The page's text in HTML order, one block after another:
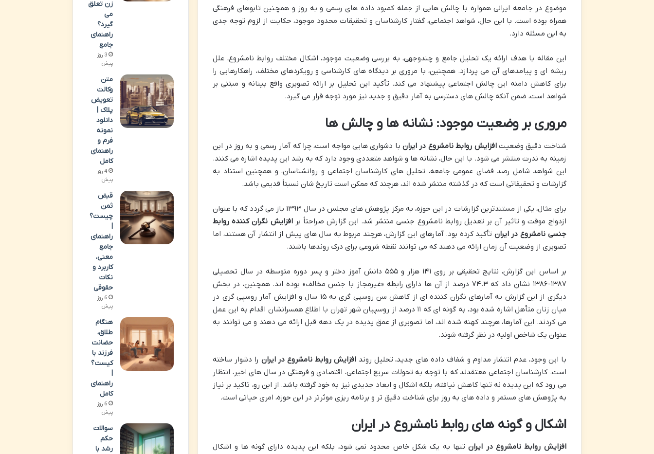
موضوع در جامعه ایرانی همواره با چالش هایی از جمله کمبود داده های رسمی و به روز و همچنین تابوهای فرهنگی
همراه بوده است. با این حال، شواهد اجتماعی، گفتار کارشناسان و تحقیقات محدود موجود، حکایت از لزوم توجه جدی
به این مسئله دارد.
این مقاله با هدف ارائه یک تحلیل جامع و چندوجهی، به بررسی وضعیت موجود، اشکال مختلف روابط نامشروع، علل
ریشه ای و پیامدهای آن می پردازد. همچنین، با مروری بر دیدگاه های کارشناسی و رویکردهای مختلف، راهکارهایی را
برای کاهش دامنه این چالش اجتماعی پیشنهاد می کند. تأکید این تحلیل بر ارائه تصویری واقع بینانه و مبتنی بر
شواهد است، ضمن آنکه چالش های دسترسی به آمار دقیق و جدید نیز مورد توجه قرار می گیرد.
مروری بر وضعیت موجود: نشانه ها و چالش ها
شناخت دقیق وضعیتافزایش روابط نامشروع در ایرانبا دشواری هایی مواجه است، چرا که آمار رسمی و به روز در این
زمینه به ندرت منتشر می شود. با این حال، نشانه ها و شواهد متعددی وجود دارد که به رشد این پدیده اشاره می کنند.
این شواهد شامل رصد فضای عمومی جامعه، تحلیل های کارشناسان اجتماعی و روانشناسان، و همچنین استناد به
گزارشات و تحقیقاتی است که در گذشته منتشر شده اند، هرچند که ممکن است تاریخ شان نسبتاً قدیمی باشد.
برای مثال، یکی از مستندترین گزارشات در این حوزه، به مرکز پژوهش های مجلس در سال ۱۳۹۳ باز می گردد که با عنوان
ازدواج موقت و تاثیر آن بر تعدیل روابط نامشروع جنسی منتشر شد. این گزارش صراحتاً برافزایش نگران کننده روابط
جنسی نامشروع در ایران تأکید کرده بود. آمارهای این گزارش، هرچند مربوط به سال های پیش از انتشار آن هستند، اما
تصویری از وضعیت آن زمان ارائه می دهند که می توانند نقطه شروعی برای درک روندها باشند.
بر اساس این گزارش، نتایج تحقیقی بر روی ۱۴۱ هزار و ۵۵۵ دانش آموز دختر و پسر دوره متوسطه در سال تحصیلی
۱۳۸۷-۱۳۸۶ نشان داد که ۷۴.۳ درصد از آن ها دارای رابطه «غیرمجاز با جنس مخالف» بوده اند. همچنین، در بخش
دیگری از این گزارش به آمارهای نگران کننده ای از کاهش سن روسپی گری به ۱۵ سال و افزایش آمار روسپی گری در
میان زنان متأهل اشاره شده بود، به گونه ای که ۱۱ درصد از روسپیان شهر تهران با اطلاع همسرانشان اقدام به این عمل
می کردند. این آمارها، هرچند کهنه شده اند، اما تصویری از عمق پدیده در یک دهه قبل ارائه می دهند و می توانند به
عنوان یک شاخص اولیه در نظر گرفته شوند.
با این وجود، عدم انتشار مداوم و شفاف داده های جدید، تحلیل روندافزایش روابط نامشروع در ایران را دشوار ساخته
است. کارشناسان اجتماعی معتقدند که با توجه به تحولات سریع اجتماعی، اقتصادی و فرهنگی در سال های اخیر، انتظار
می رود که این پدیده نه تنها کاهش نیافته، بلکه اشکال و ابعاد جدیدی نیز به خود گرفته باشد. از این رو، تاکید بر نیاز
به پژوهش های مستمر و داده های به روز برای شناخت دقیق تر و برنامه ریزی موثرتر در این حوزه، امری حیاتی است.
اشکال و گونه های روابط نامشروع در ایران
افزایش روابط نامشروع در ایرانتنها به یک شکل خاص محدود نمی شود، بلکه این پدیده دارای گونه ها و اشکال
زن تعلق
می
گیرد؟
راهنمای
جامع
3 روز
پیش
متن
وکالت
تعویض
پلاک |
دانلود
نمونه
فرم و
راهنمای
کامل
4 روز
پیش
قبض
ثمن
چیست؟
|
راهنمای
جامع
معنی،
کاربرد و
نکات
حقوقی
6 روز
پیش
هنگام
طلاق،
حضانت
فرزند با
کیست؟
|
راهنمای
کامل
6 روز
پیش
سوالات
حکم
رشد با